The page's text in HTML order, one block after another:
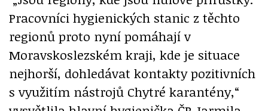
Pracovníci hygienických stanic z těchto
regionů proto nyní pomáhají v
Moravskoslezském kraji, kde je situace
nejhorší, dohledávat kontakty pozitivních
s využitím nástrojů Chytré karantény,“